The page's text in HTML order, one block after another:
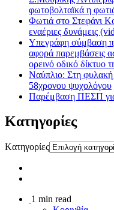
φωτοβολταϊκά η
Φωτιά στο Στεφάνι
εναέριες δυνάμεις
Υπεγράφη σύμβαση
αφορά παρεμβάσεις
ορεινό οδικό δίκτυο
Ναύπλιο: Στη φυλακή
58χρονου ψυχολόγου
Παρέμβαση ΠΕΣΠ
Kατηγορίες
Kατηγορίες
1 min read